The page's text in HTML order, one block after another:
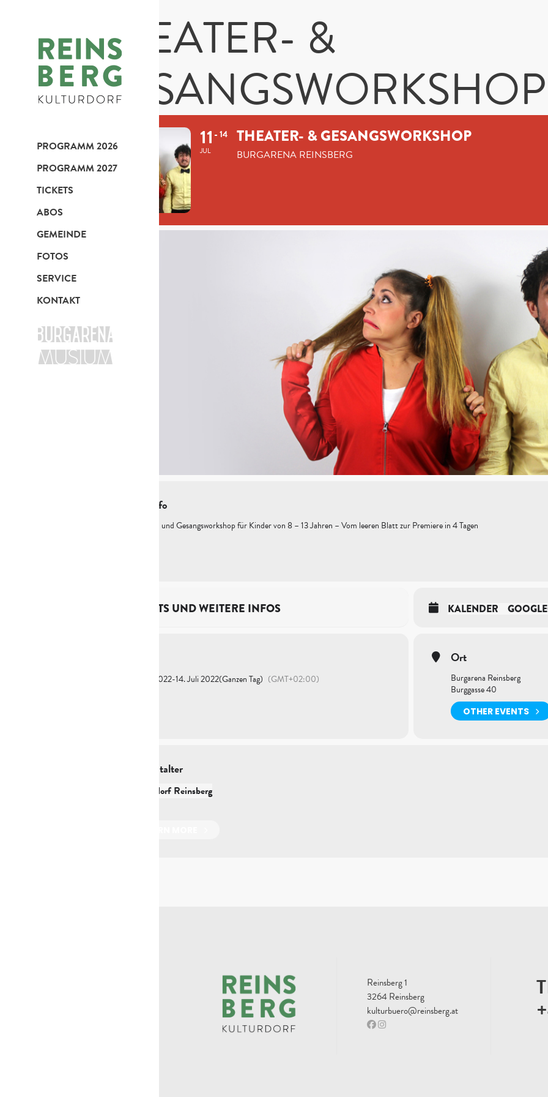
PROGRAMM 2026
PROGRAMM 2027
TICKETS
ABOS
GEMEINDE
FOTOS
SERVICE
KONTAKT
THEATER- &
GESANGSWORKSHOP
11
JUL
14 THEATER- & GESANGSWORKSHOP
BURGARENA REINSBERG
Kurzinfo
Theater- und Gesangsworkshop für Kinder von 8 – 13 Jahren – Vom leeren Blatt zur Premiere in 4 Tagen
TICKETS UND WEITERE INFOS KALENDER
11. Juli 2022-14. Juli 2022(Ganzen Tag) (GMT+02:00)
Ort
Burgarena Reinsberg
Burggasse 40
OTHER EVENTS
Veranstalter
Kulturdorf Reinsberg
Reinsberg 1
3264 Reinsberg
kulturbuero@reinsberg.at